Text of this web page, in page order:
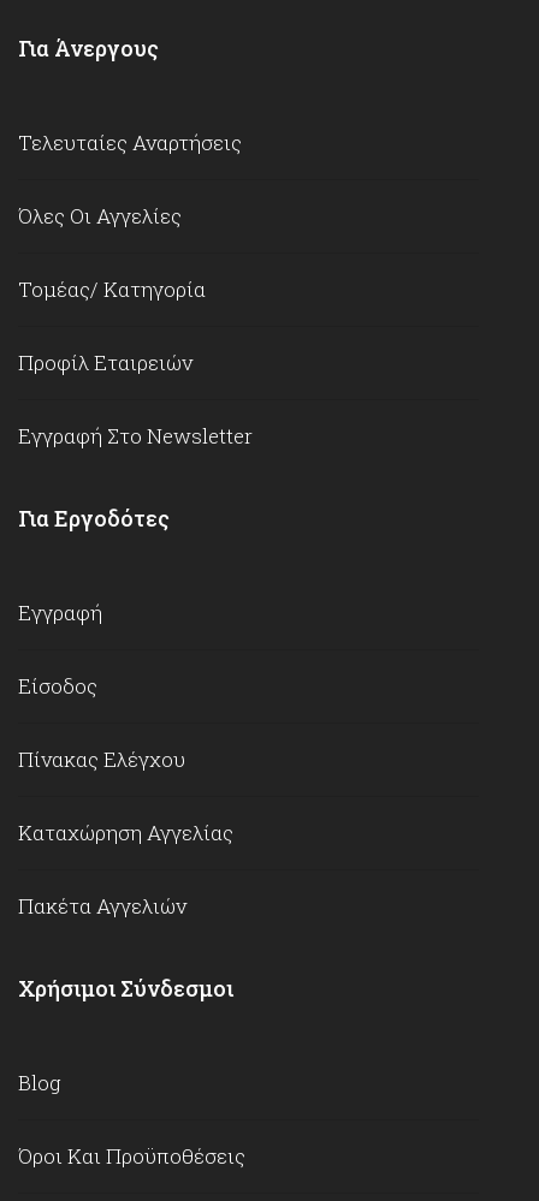
Για Άνεργους
Τελευταίες Αναρτήσεις
Όλες Οι Αγγελίες
Τομέας/ Κατηγορία
Προφίλ Εταιρειών
Εγγραφή Στο Newsletter
Για Εργοδότες
Εγγραφή
Είσοδος
Πίνακας Ελέγχου
Καταχώρηση Αγγελίας
Πακέτα Αγγελιών
Χρήσιμοι Σύνδεσμοι
Blog
Όροι Και Προϋποθέσεις